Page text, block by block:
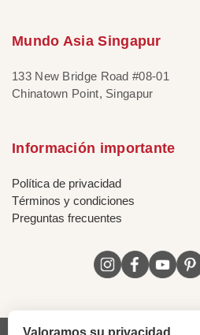
Mundo Asia Singapur
133 New Bridge Road #08-01
Chinatown Point, Singapur
Información importante
Política de privacidad
Términos y condiciones
Preguntas frecuentes
Valoramos su privacidad